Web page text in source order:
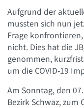
Aufgrund der
mussten sich nun
Frage
nicht. Dies hat die
genommen,
um die COVID-19
Am Sonntag, den
Bezirk Schwaz, zum